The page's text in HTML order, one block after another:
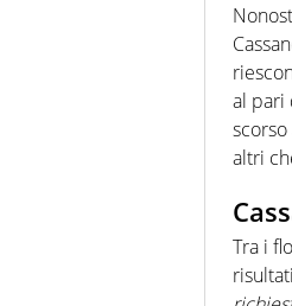
al pari
altri
Tra i